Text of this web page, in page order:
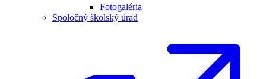
Fotogaléria
Spoločný školský úrad